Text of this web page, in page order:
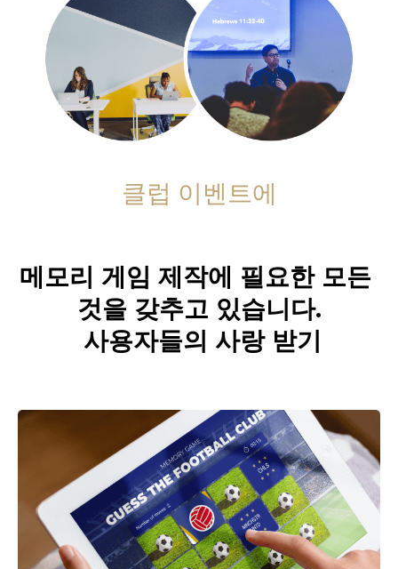
클럽 이벤트에
메모리 게임 제작에 필요한 모든
것을 갖추고 있습니다.
사용자들의 사랑 받기